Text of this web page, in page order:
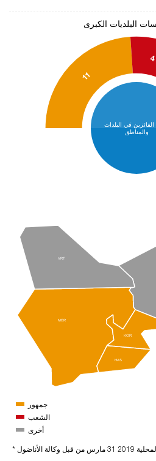
البلديات الكبرى
11
4
الفائزين في البلدات
والمناطق
MER
VRT
HAS
KOR
جمهور
الشعب
أخرى
الأناضول